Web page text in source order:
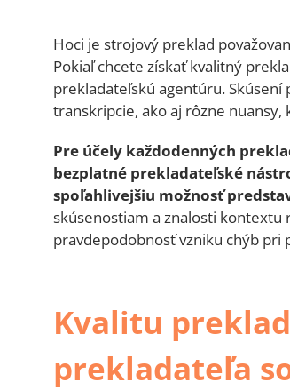
Hoci je strojový preklad
Pokiaľ chcete získať kvalitný
prekladateľskú agentúru. Skúsení
transkripcie, ako aj rôzne
Pre účely každodenných
bezplatné prekladateľské
spoľahlivejšiu možnosť
skúsenostiam a znalosti
pravdepodobnosť vzniku chýb pri
Kvalitu
prekladateľa